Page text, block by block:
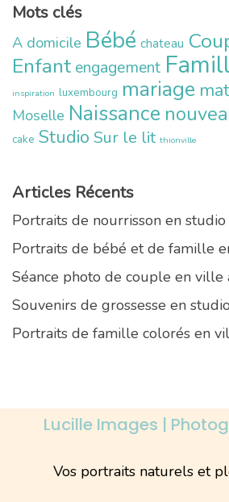
Mots clés
A domicile Bébé chateau
Enfant engagement
inspiration luxembourg mariage
Moselle Naissance
cake Studio Sur le lit thionville
Articles Récents
Portraits de nourrisson en
Portraits de bébé et de famille
Séance photo de couple en ville
Souvenirs de grossesse en studio
Portraits de famille colorés en
Lucille Images |
Vos portraits naturels et